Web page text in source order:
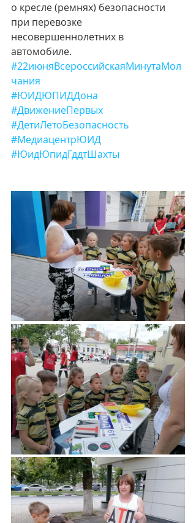
о кресле (ремнях) безопасности
при перевозке
несовершеннолетних в
автомобиле.
#22июняВсероссийскаяМинутаМол
чания
#ЮИДЮПИДДона
#ДвижениеПервых
#ДетиЛетоБезопасность
#МедиацентрЮИД
#ЮидЮпидГддтШахты